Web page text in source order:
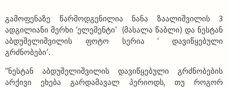
გამოფენაზე წარმოდგენილია ნანა ზაალიშვილის 3
ადგილიანი მერხი ‘ელემენტი’ (მასალა წაბლი) და ნესტან
აბდუშელიშვილის ფოტო სერია ‘ დავიწყებული
გრძნობები’.
“ნესტან აბდუშელიშვილის დავიწყებული გრძნობების
არქივი ეხება გარდამავალ პერიოდს, თუ როგორ